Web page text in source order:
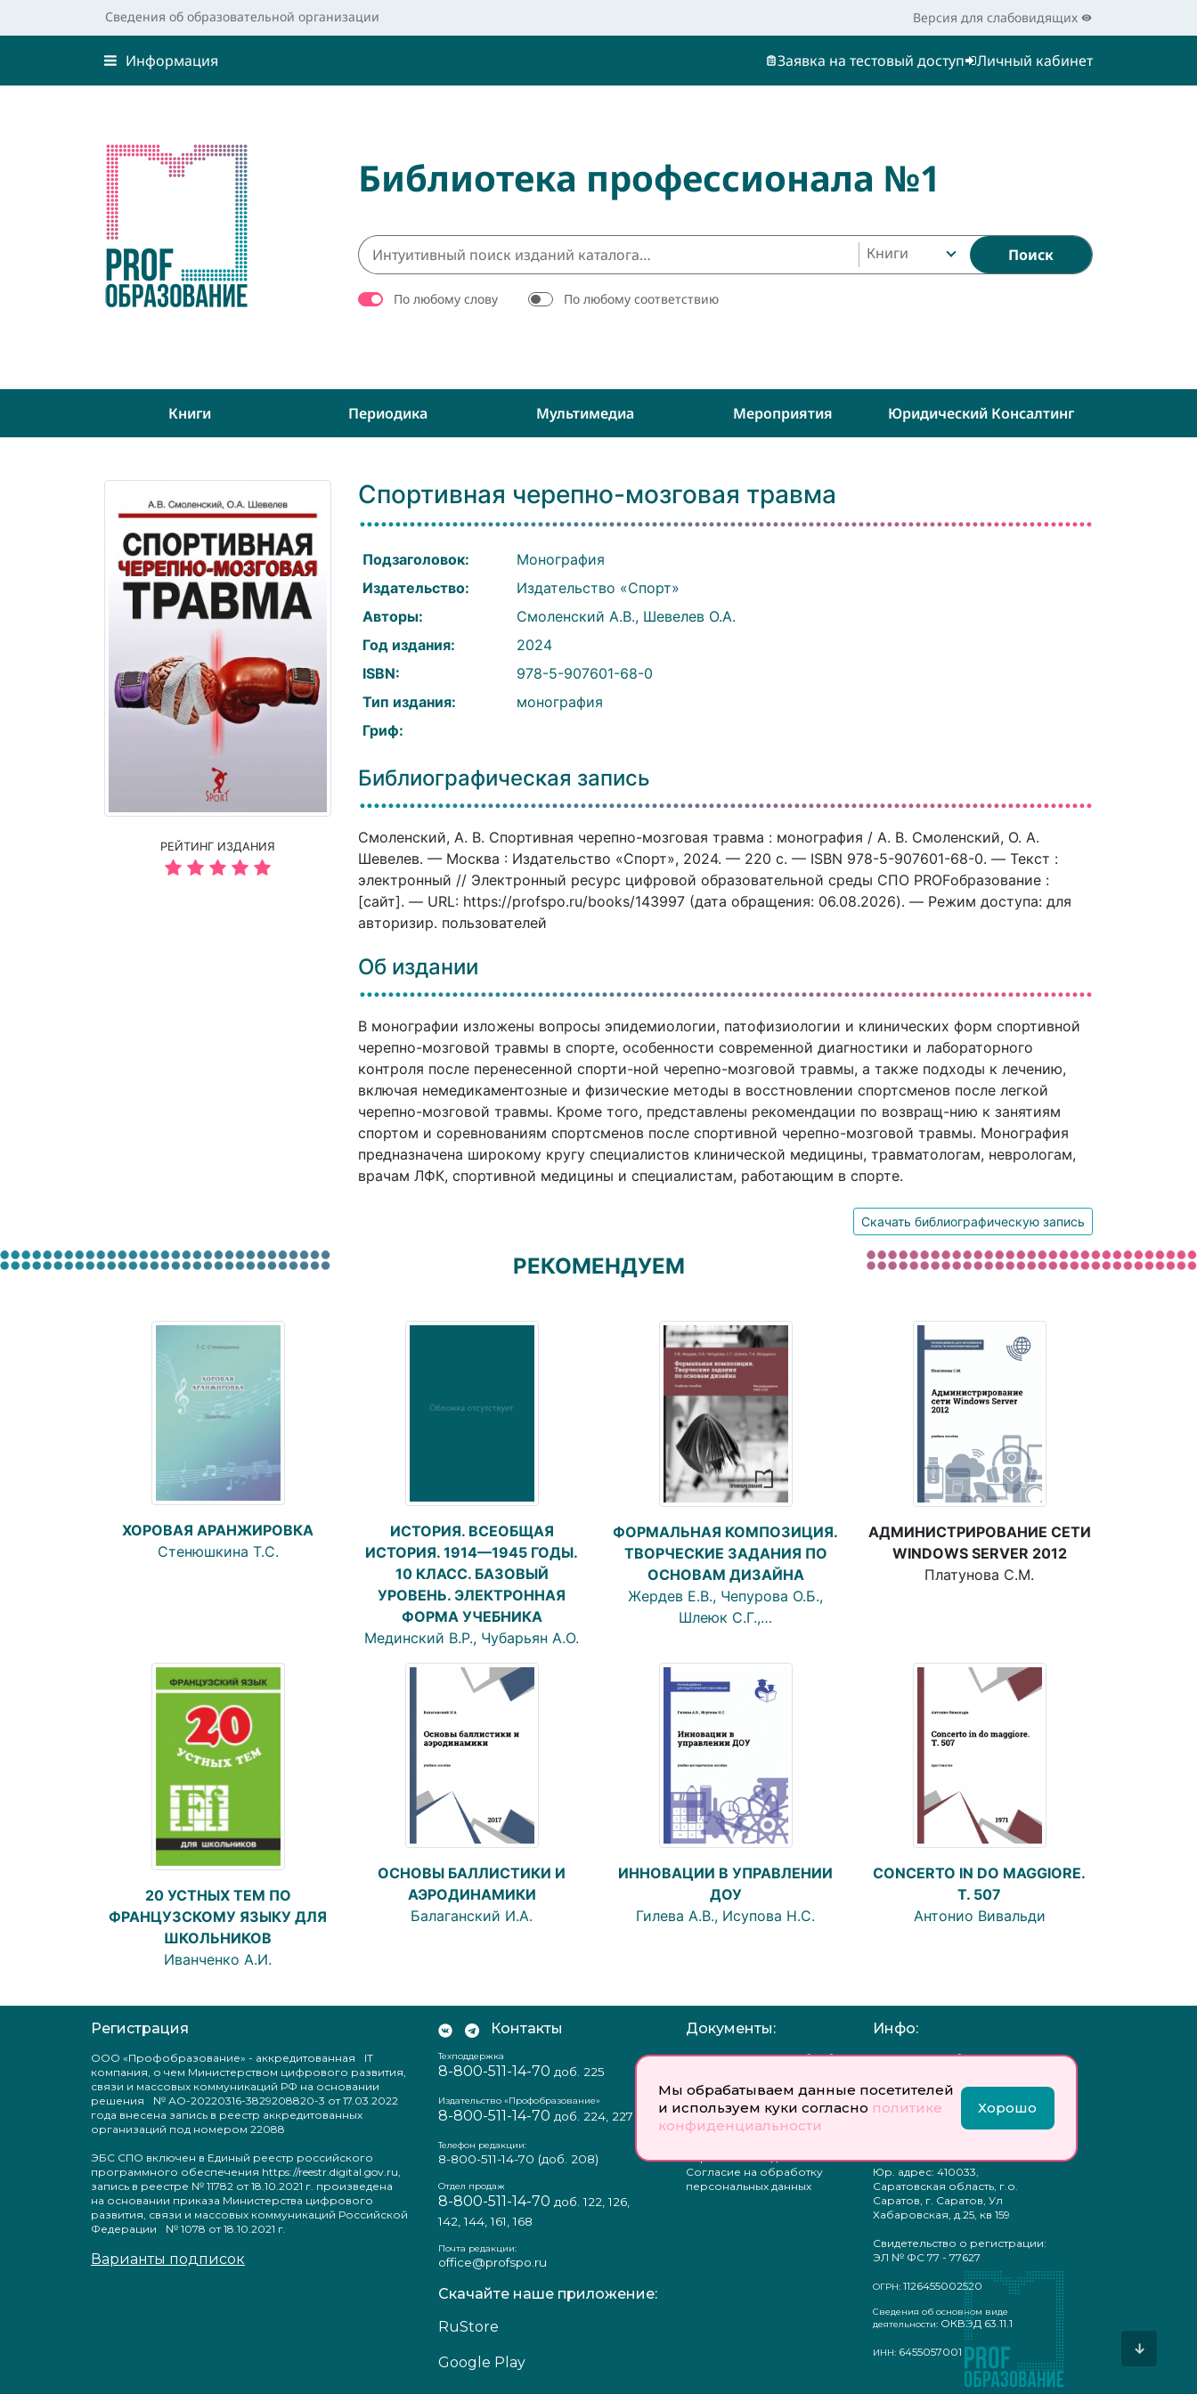
Мы обрабатываем данные посетителей
и используем куки согласно политике
конфиденциальности
Хорошо
Сведения об образовательной организации Версия для слабовидящих
Информация Заявка на тестовый доступ Личный кабинет
Библиотека профессионала №1
Книги Поиск
По любому слову По любому соответствию
Книги Периодика Мультимедиа Мероприятия Юридический Консалтинг
РЕЙТИНГ ИЗДАНИЯ
Спортивная черепно-мозговая травма
Подзаголовок:
Монография
Издательство:
Издательство «Спорт»
Авторы:
Смоленский А.В., Шевелев О.А.
Год издания:
2024
ISBN:
978-5-907601-68-0
Тип издания:
монография
Гриф:
Библиографическая запись
Смоленский, А. В. Спортивная черепно-мозговая травма : монография / А. В. Смоленский, О. А.
Шевелев. — Москва : Издательство «Спорт», 2024. — 220 c. — ISBN 978-5-907601-68-0. — Текст :
электронный // Электронный ресурс цифровой образовательной среды СПО PROFобразование :
[сайт]. — URL: https://profspo.ru/books/143997 (дата обращения: 06.08.2026). — Режим доступа: для
авторизир. пользователей
Об издании
В монографии изложены вопросы эпидемиологии, патофизиологии и клинических форм спортивной
черепно-мозговой травмы в спорте, особенности современной диагностики и лабораторного
контроля после перенесенной спорти-ной черепно-мозговой травмы, а также подходы к лечению,
включая немедикаментозные и физические методы в восстновлении спортсменов после легкой
черепно-мозговой травмы. Кроме того, представлены рекомендации по возвращ-нию к занятиям
спортом и соревнованиям спортсменов после спортивной черепно-мозговой травмы. Монография
предназначена широкому кругу специалистов клинической медицины, травматологам, неврологам,
врачам ЛФК, спортивной медицины и специалистам, работающим в спорте.
Скачать библиографическую запись
РЕКОМЕНДУЕМ
ХОРОВАЯ АРАНЖИРОВКА
Стенюшкина Т.С.
ИСТОРИЯ. ВСЕОБЩАЯ
ИСТОРИЯ. 1914—1945 ГОДЫ.
10 КЛАСС. БАЗОВЫЙ
УРОВЕНЬ. ЭЛЕКТРОННАЯ
ФОРМА УЧЕБНИКА
Мединский В.Р., Чубарьян А.О.
ФОРМАЛЬНАЯ КОМПОЗИЦИЯ.
ТВОРЧЕСКИЕ ЗАДАНИЯ ПО
ОСНОВАМ ДИЗАЙНА
Жердев Е.В., Чепурова О.Б.,
Шлеюк С.Г.,…
АДМИНИСТРИРОВАНИЕ СЕТИ
WINDOWS SERVER 2012
Платунова С.М.
20 УСТНЫХ ТЕМ ПО
ФРАНЦУЗСКОМУ ЯЗЫКУ ДЛЯ
ШКОЛЬНИКОВ
Иванченко А.И.
ОСНОВЫ БАЛЛИСТИКИ И
АЭРОДИНАМИКИ
Балаганский И.А.
ИННОВАЦИИ В УПРАВЛЕНИИ
ДОУ
Гилева А.В., Исупова Н.С.
CONCERTO IN DO MAGGIORE.
T. 507
Антонио Вивальди
Регистрация
ООО «Профобразование» - аккредитованная IT
компания, о чем Министерством цифрового развития,
связи и массовых коммуникаций РФ на основании
решения № АО-20220316-3829208820-3 от 17.03.2022
года внесена запись в реестр аккредитованных
организаций под номером 22088
ЭБС СПО включен в Единый реестр российского
программного обеспечения https://reestr.digital.gov.ru,
запись в реестре № 11782 от 18.10.2021 г. произведена
на основании приказа Министерства цифрового
развития, связи и массовых коммуникаций Российской
Федерации № 1078 от 18.10.2021 г.
Варианты подписок
Контакты
Техподдержка
8-800-511-14-70 доб. 225
Издательство «Профобразование»
8-800-511-14-70 доб. 224, 227
Телефон редакции:
8-800-511-14-70 (доб. 208)
Отдел продаж
8-800-511-14-70 доб. 122, 126,
142, 144, 161, 168
Почта редакции:
office@profspo.ru
Скачайте наше приложение:
RuStore
Google Play
Документы:
Отзыв согласия на обработку
Пользовательское
соглашение
Политика
конфиденциальности
персональных данных
Согласие на обработку
персональных данных
Инфо:
Учредитель: Общество с
ответственностью
«Профобразование»
Главный редактор: Богатырева
Юр. адрес: 410033,
Саратовская область, г.о.
Саратов, г. Саратов, Ул
Хабаровская, д.25, кв 159
Свидетельство о регистрации:
ЭЛ № ФС 77 - 77627
ОГРН: 1126455002520
Сведения об основном виде
деятельности: ОКВЭД 63.11.1
ИНН: 6455057001 ↓